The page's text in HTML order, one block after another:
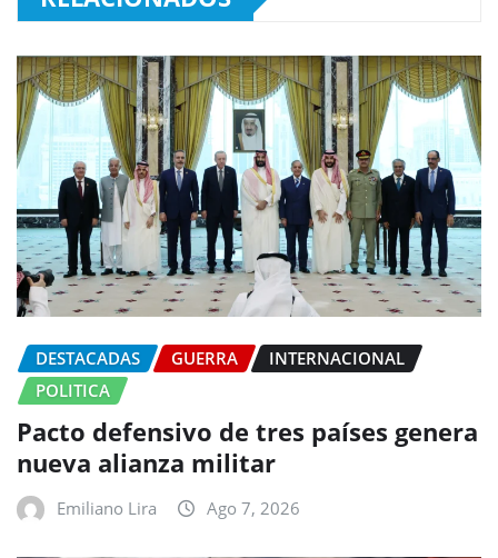
DESTACADAS GUERRA
INTERNACIONAL
POLITICA
Pacto defensivo de tres países genera
nueva alianza militar
Emiliano Lira Ago 7, 2026